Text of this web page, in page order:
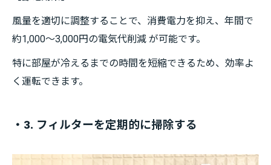
風量を適切に調整することで、消費電力を抑え、年間で
約1,000～3,000円の電気代削減 が可能です。
特に部屋が冷えるまでの時間を短縮できるため、効率よ
く運転できます。
・3. フィルターを定期的に掃除する